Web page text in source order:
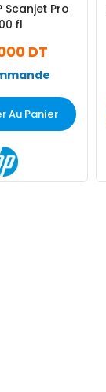
Scanjet Pro
f1
DT
Au Panier